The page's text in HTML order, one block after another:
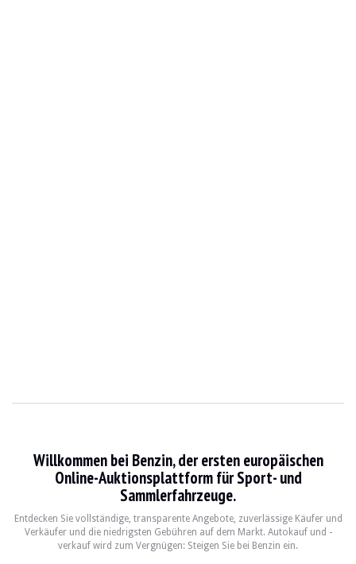
La Mercedes-Benz Classe E W123, produite entre 1976 et 1985, est une
Fiche technique
Années de production Moteur Puissance
Willkommen bei Benzin, der ersten europäischen
Online-Auktionsplattform für Sport- und
Sammlerfahrzeuge.
Entdecken Sie vollständige, transparente Angebote, zuverlässige Käufer und
Verkäufer und die niedrigsten Gebühren auf dem Markt. Autokauf und -
verkauf wird zum Vergnügen: Steigen Sie bei Benzin ein.